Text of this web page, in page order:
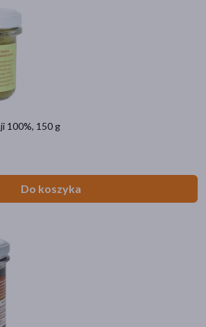
100%, 150 g
Do koszyka